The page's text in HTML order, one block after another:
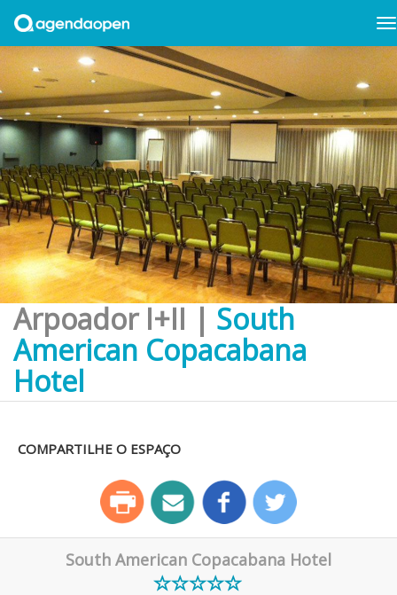
Arpoador I+II | South
American Copacabana
Hotel
COMPARTILHE O ESPAÇO
South American Copacabana Hotel